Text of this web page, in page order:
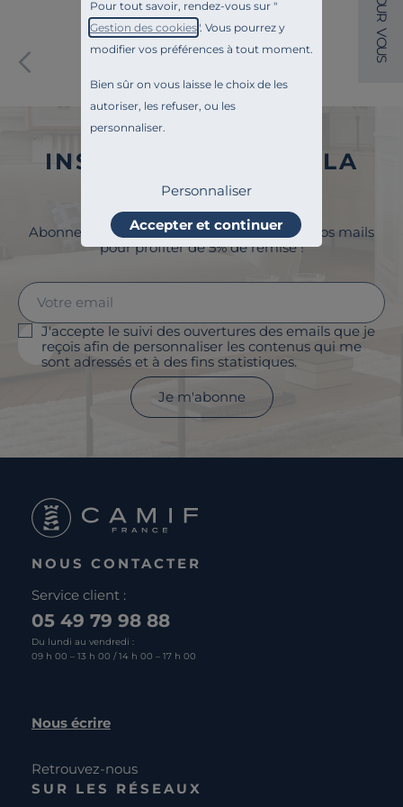
Pour tout savoir, rendez-vous sur "
Gestion des cookies". Vous pourrez y
modifier vos préférences à tout moment.
Bien sûr on vous laisse le choix de les
autoriser, les refuser, ou les
personnaliser.
Personnaliser
Accepter et continuer
Paiement sécurisé
INSCRIVEZ-VOUS À LA
NEWSLETTER
Abonnez-vous à la newsletter et surveillez vos mails
pour profiter de 5% de remise !
J'accepte le suivi des ouvertures des emails que je
reçois afin de personnaliser les contenus qui me
sont adressés et à des fins statistiques.
Je m'abonne
NOUS CONTACTER
Service client :
05 49 79 98 88
Du lundi au vendredi :
09 h 00 – 13 h 00 / 14 h 00 – 17 h 00
Nous écrire
Retrouvez-nous
SUR LES RÉSEAUX
U
R
V
O
U
S